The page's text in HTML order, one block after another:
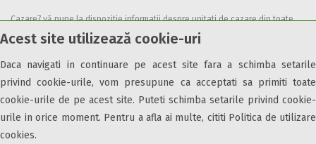
Acest site utilizează cookie-uri
Daca navigati in continuare pe acest site fara a schimba setarile
privind cookie-urile, vom presupune ca acceptati sa primiti toate
cookie-urile de pe acest site. Puteti schimba setarile privind cookie-
urile in orice moment. Pentru a afla ai multe, cititi Politica de utilizare
cookies.
Ciubar
Crama
Cutie de valori
Discoteca
Echitatie
Fax
Cazare7 vă pune la dispozitie informatii despre unitati de cazare din toate
zonele turistice, oferte speciale, rezervari online.
condițiile